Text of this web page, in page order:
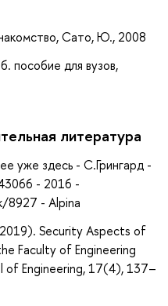
Сато, Ю., 2008
пособие для вузов,
литература
уже здесь - С.Грингард -
- 2016 -
8927 - Alpina
(2019). Security Aspects of
Faculty of Engineering
of Engineering, 17(4), 137–